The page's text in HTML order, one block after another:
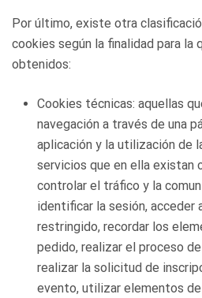
Por último, existe otra
cookies según la finalidad para la
obtenidos:
Cookies técnicas: aquellas
navegación a través de una
aplicación y la utilización de
servicios que en ella existan
controlar el tráfico y la
identificar la sesión, acceder
restringido, recordar los
pedido, realizar el proceso
realizar la solicitud de
evento, utilizar elementos